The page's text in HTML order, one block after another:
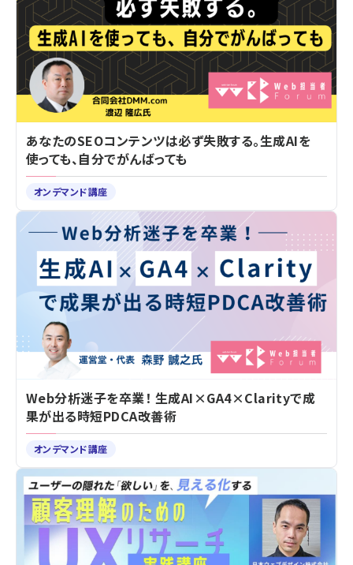
あなたのSEOコンテンツは必ず失敗する。生成AIを
使っても、自分でがんばっても
オンデマンド講座
Web分析迷子を卒業！ 生成AI×GA4×Clarityで成
果が出る時短PDCA改善術
オンデマンド講座